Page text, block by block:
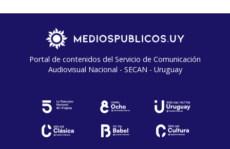
Portal de contenidos del Servicio de Comunicación
Audiovisual Nacional - SECAN - Uruguay